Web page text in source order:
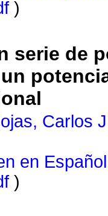
)
serie de
Carlos
en Español
)